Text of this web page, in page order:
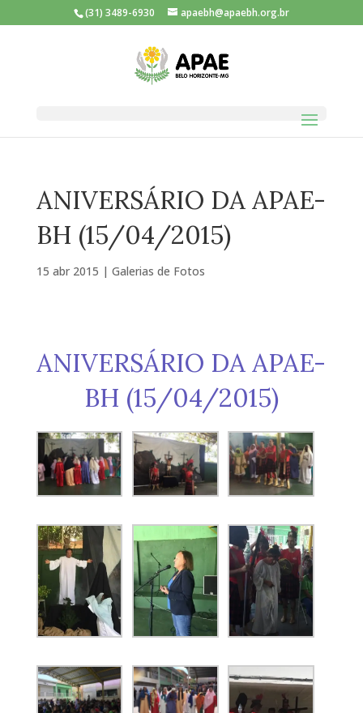
(31) 3489-6930 apaebh@apaebh.org.br
ANIVERSÁRIO DA APAE-
BH (15/04/2015)
15 abr 2015 | Galerias de Fotos
ANIVERSÁRIO DA APAE-
BH (15/04/2015)